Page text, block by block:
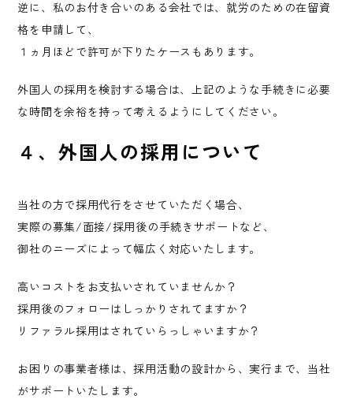
逆に、私のお付き合いのある会社では、就労のための在留資
格を申請して、
１ヵ月ほどで許可が下りたケースもあります。
外国人の採用を検討する場合は、上記のような手続きに必要
な時間を余裕を持って考えるようにしてください。
４、外国人の採用について
当社の方で採用代行をさせていただく場合、
実際の募集/面接/採用後の手続きサポートなど、
御社のニーズによって幅広く対応いたします。
高いコストをお支払いされていませんか？
採用後のフォローはしっかりされてますか？
リファラル採用はされていらっしゃいますか？
お困りの事業者様は、採用活動の設計から、実行まで、当社
がサポートいたします。